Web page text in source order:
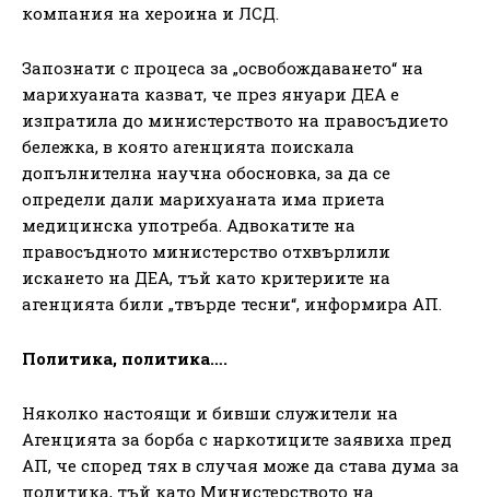
компания на хероина и ЛСД.
Запознати с процеса за „освобождаването“ на
марихуаната казват, че през януари ДЕА е
изпратила до министерството на правосъдието
бележка, в която агенцията поискала
допълнителна научна обосновка, за да се
определи дали марихуаната има приета
медицинска употреба. Адвокатите на
правосъдното министерство отхвърлили
искането на ДЕА, тъй като критериите на
агенцията били „твърде тесни“, информира АП.
Политика, политика….
Няколко настоящи и бивши служители на
Агенцията за борба с наркотиците заявиха пред
АП, че според тях в случая може да става дума за
политика, тъй като Министерството на